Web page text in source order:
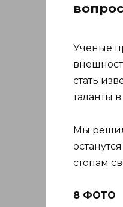
Ученые
стать
таланты
Мы
стопам
8 ФОТО